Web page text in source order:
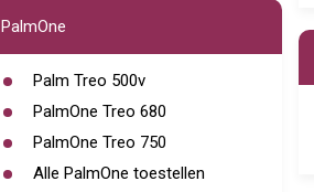
PalmOne
Palm Treo 500v
PalmOne Treo 680
PalmOne Treo 750
Alle PalmOne toestellen